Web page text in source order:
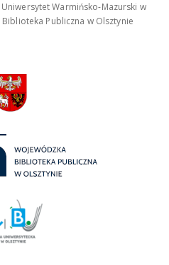
Warmińsko-Mazurski w
Publiczna w Olsztynie